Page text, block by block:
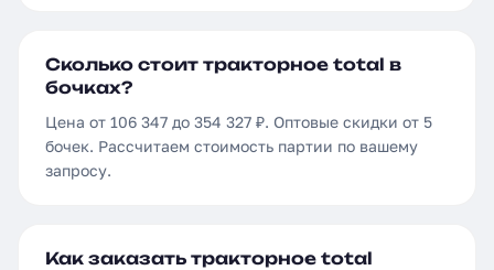
Сколько стоит тракторное total в
бочках?
Цена от 106 347 до 354 327 ₽. Оптовые скидки от 5
бочек. Рассчитаем стоимость партии по вашему
запросу.
Как заказать тракторное total